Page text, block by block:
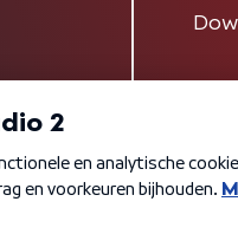
Privacybeleid